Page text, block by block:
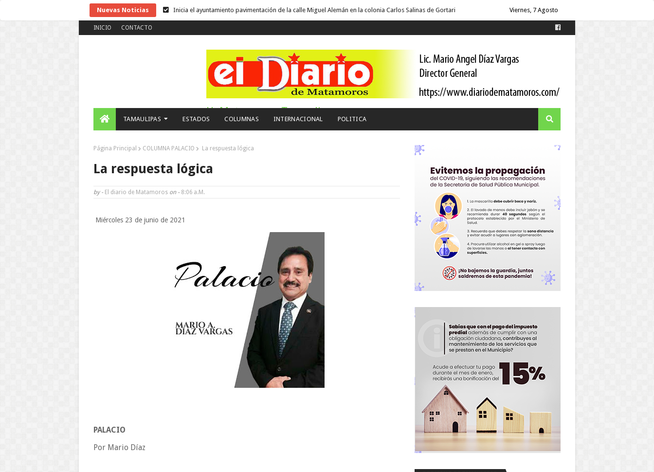
Nuevas Noticias Inicia el ayuntamiento pavimentación de la calle Miguel Alemán en la colonia Carlos Salinas de Gortari
La UAT, Gobierno del Estado y ganaderos consolidan proyecto “Carne Tam”
Martes en Tu Colonia Renovado acerca servicios y atención directa a las familias de Matamoros
La ONU publica Segundo Informe Subnacional de Tamaulipas
Disney reconoce a nivel mundial talento de estudiante de la UAT
Funcionarios, periodistas y empresarios
Inicia el ayuntamiento pavimentación de la calle Ingenieros en la colonia Alberto Carrera Torres
Instala Sector Salud Comité Estatal de Calidad en Salud para garantizar un trato digno y humanitario a los pacientes
Viernes, 7 Agosto
INICIO CONTACTO
H, Matamoros, Tamaulipas:
TAMAULIPAS ESTADOS COLUMNAS INTERNACIONAL POLITICA
Página Principal COLUMNA PALACIO La respuesta lógica
La respuesta lógica
by - El diario de Matamoros on - 8:06 A.m.
Miércoles 23 de junio de 2021
PALACIO
Por Mario Díaz